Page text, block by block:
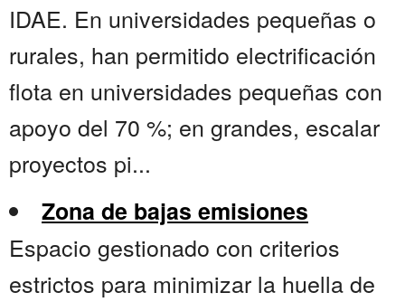
IDAE. En universidades pequeñas o
rurales, han permitido electrificación
flota en universidades pequeñas con
apoyo del 70 %; en grandes, escalar
proyectos pi...
Zona de bajas emisiones
Espacio gestionado con criterios
estrictos para minimizar la huella de